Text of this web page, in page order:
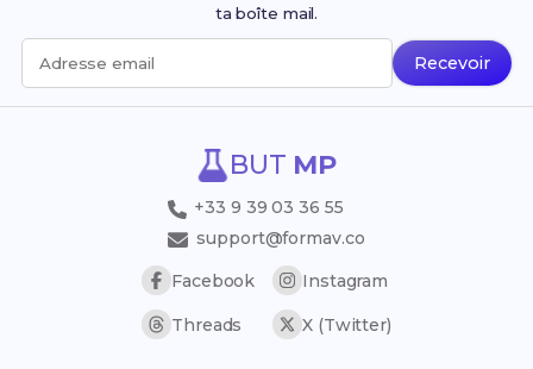
ta boîte mail.
Adresse email Recevoir
BUT MP
+33 9 39 03 36 55
support@formav.co
Facebook
Instagram
Threads X (Twitter)